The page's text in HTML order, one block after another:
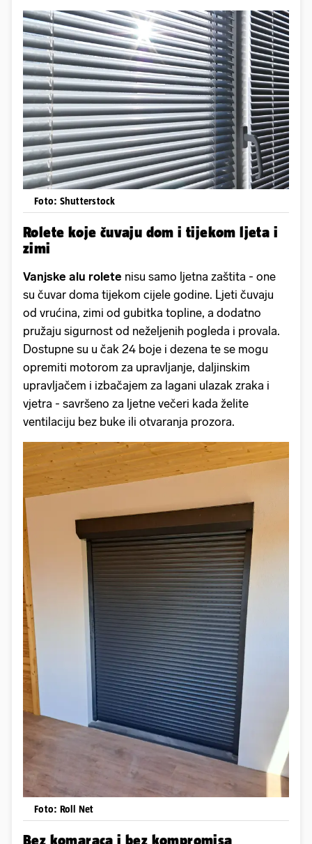
Foto: Shutterstock
Rolete koje čuvaju dom i tijekom ljeta i
zimi
Vanjske alu rolete nisu samo ljetna zaštita - one
su čuvar doma tijekom cijele godine. Ljeti čuvaju
od vrućina, zimi od gubitka topline, a dodatno
pružaju sigurnost od neželjenih pogleda i provala.
Dostupne su u čak 24 boje i dezena te se mogu
opremiti motorom za upravljanje, daljinskim
upravljačem i izbačajem za lagani ulazak zraka i
vjetra - savršeno za ljetne večeri kada želite
ventilaciju bez buke ili otvaranja prozora.
Foto: Roll Net
Bez komaraca i bez kompromisa